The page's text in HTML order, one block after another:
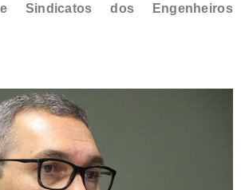
Sindicatos dos Engenheiros